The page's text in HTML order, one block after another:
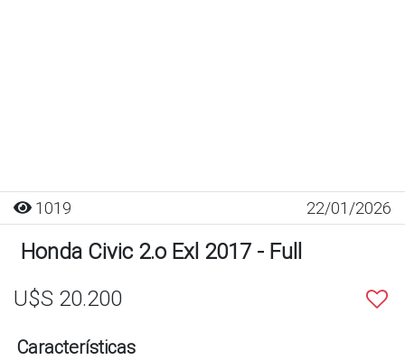
1019 22/01/2026
Honda Civic 2.o Exl 2017 - Full
U$S 20.200
Características